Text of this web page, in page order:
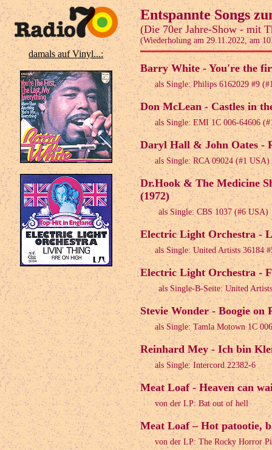
damals auf Vinyl...:
Entspannte Songs
(Die 70er Jahre-Show - mit
(Wiederholung am 29.11.2022, am
Barry White - You're the
als Single: Philips 6162029 #9
Don McLean - Castles in
als Single: EMI 1C 006-64606
Daryl Hall & John Oates -
als Single: RCA 09024 (#1 USA)
Dr.Hook & The Medicine
(1972)
als Single: CBS 1037 (#6 USA)
Electric Light Orchestra -
als Single: United Artists 36184
Electric Light Orchestra -
als Single-B-Seite: United
Stevie Wonder - Boogie on
als Single: Tamla Motown 1C
Reinhard Mey - Ich bin
als Single: Intercord 22382-6
Meat Loaf - Heaven can
von der LP: Bat out of hell
Meat Loaf – Hot patootie,
von der LP: The Rocky Horror